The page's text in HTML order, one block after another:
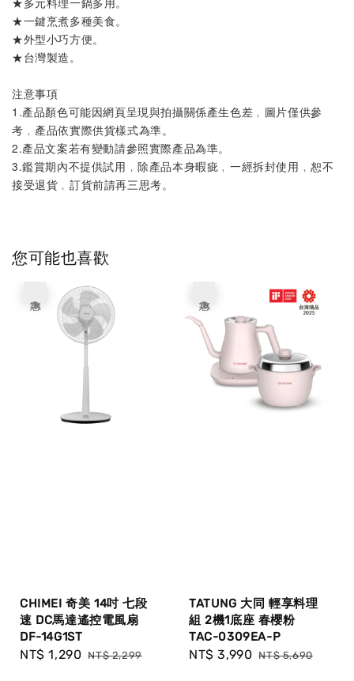
★一鍵烹煮多種美食。
★外型小巧方便。
★台灣製造。
注意事項
1.產品顏色可能因網頁呈現與拍攝關係產生色差﹐圖片僅供參
考﹐產品依實際供貨樣式為準。
2.產品文案若有變動請參照實際產品為準。
3.鑑賞期內不提供試用﹐除產品本身暇疵﹐一經拆封使用﹐恕不
接受退貨﹐訂貨前請再三思考。
您可能也喜歡
CHIMEI 奇美 14吋 七段
速 DC馬達遙控電風扇
DF-14G1ST
Sale
NT$ 1,290 Regular
NT$ 2,299
TATUNG 大同 輕享料理
組 2機1底座 春櫻粉
TAC-0309EA-P
Sale
NT$ 3,990 Regular
NT$ 5,690